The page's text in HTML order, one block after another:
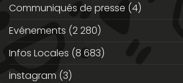
Communiqués de presse (4)
Evénements (2 280)
Infos Locales (8 683)
instagram (3)